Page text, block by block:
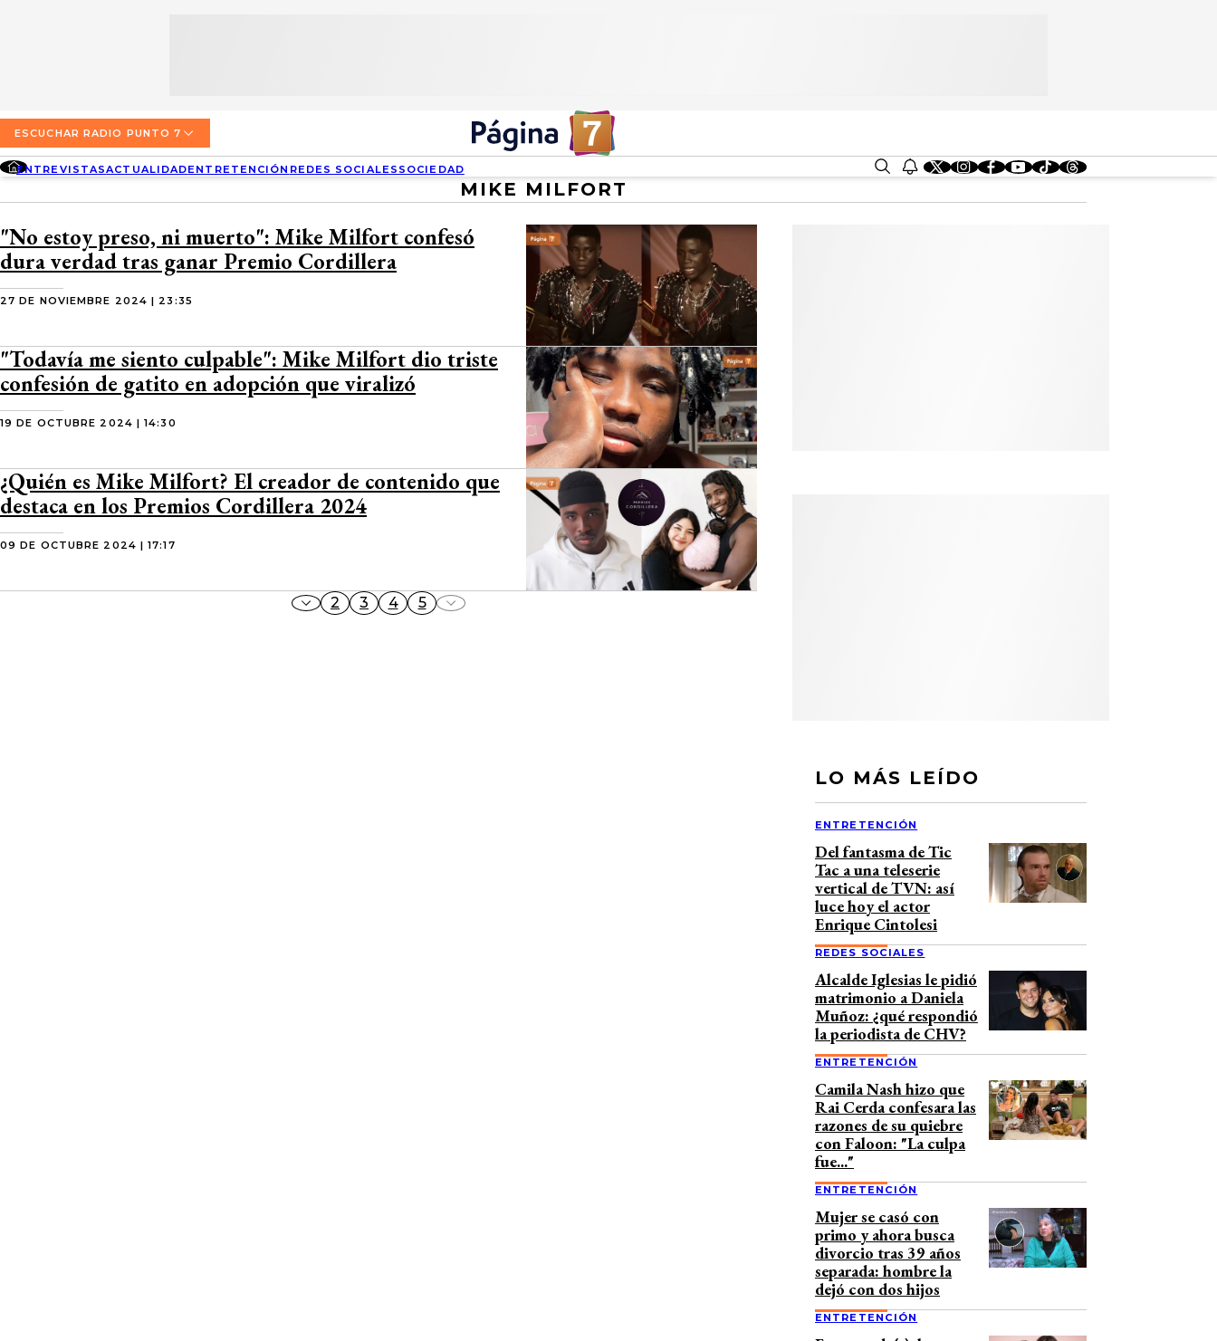
ACTUALIDAD
ENTRETENCIÓN
SOCIEDAD
CONCEPCIÓN
TEMUCO
VALDIVIA
PUERTO MONTT
QUIÉNES SOMOS
DIRECCIONES
CONTACTO COMERCIAL
TARIFAS POLÍTICAS PÁGINA 7
TARIFAS POLÍTICAS RADIO PUNTO 7
POLÍTICA DE PRIVACIDAD
ESCUCHAR RADIO PUNTO 7
ENTREVISTASACTUALIDADENTRETENCIÓN REDES SOCIALES SOCIEDAD
MIKE MILFORT
"No estoy preso, ni muerto": Mike Milfort confesó
dura verdad tras ganar Premio Cordillera
27 DE NOVIEMBRE 2024 | 23:35
"Todavía me siento culpable": Mike Milfort dio triste
confesión de gatito en adopción que viralizó
19 DE OCTUBRE 2024 | 14:30
¿Quién es Mike Milfort? El creador de contenido que
destaca en los Premios Cordillera 2024
09 DE OCTUBRE 2024 | 17:17
2 3 4 5
LO MÁS LEÍDO
ENTRETENCIÓN
Del fantasma de Tic
Tac a una teleserie
vertical de TVN: así
luce hoy el actor
Enrique Cintolesi
REDES SOCIALES
Alcalde Iglesias le pidió
matrimonio a Daniela
Muñoz: ¿qué respondió
la periodista de CHV?
ENTRETENCIÓN
Camila Nash hizo que
Rai Cerda confesara las
razones de su quiebre
con Faloon: "La culpa
fue..."
ENTRETENCIÓN
Mujer se casó con
primo y ahora busca
divorcio tras 39 años
separada: hombre la
dejó con dos hijos
ENTRETENCIÓN